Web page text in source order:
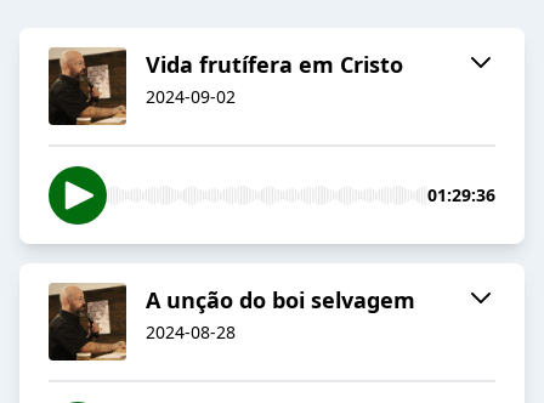
Vida frutífera em Cristo
2024-09-02
01:29:36
A unção do boi selvagem
2024-08-28